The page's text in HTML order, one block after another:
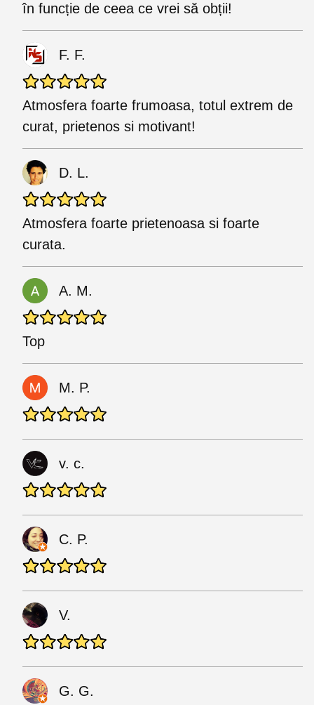
în funcție de ceea ce vrei să obții!
F. F.
Atmosfera foarte frumoasa, totul extrem de
curat, prietenos si motivant!
D. L.
Atmosfera foarte prietenoasa si foarte
curata.
A. M.
Top
M. P.
v. c.
C. P.
V.
G. G.